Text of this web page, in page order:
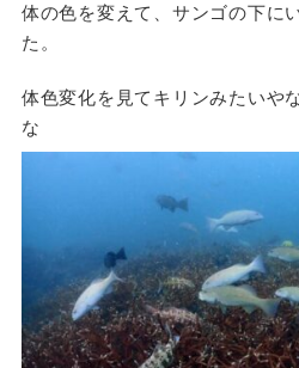
体の色を変えて、サンゴの下に
た。
体色変化を見てキリンみたいや
な